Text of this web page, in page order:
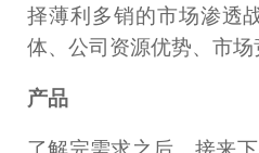
择薄利多销的市场渗透
体、公司资源优势、市
产品